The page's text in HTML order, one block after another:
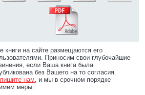
книги на сайте размещаются его
Приносим свои глубочайшие
если Ваша книга была
без Вашего на то согласия.
нам, и мы в срочном порядке
меры.